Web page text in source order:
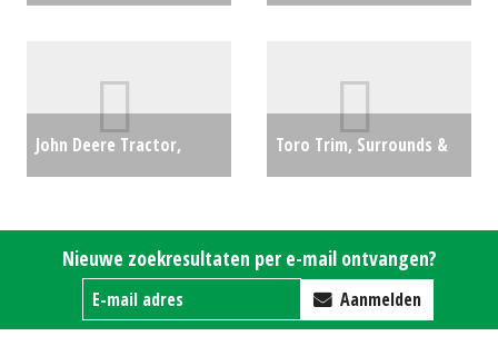
John Deere Tractor,
#19114
€0
Toro Trim, Surrounds &
(HA) #237030
€7000
Nieuwe zoekresultaten per e-mail ontvangen?
Aanmelden